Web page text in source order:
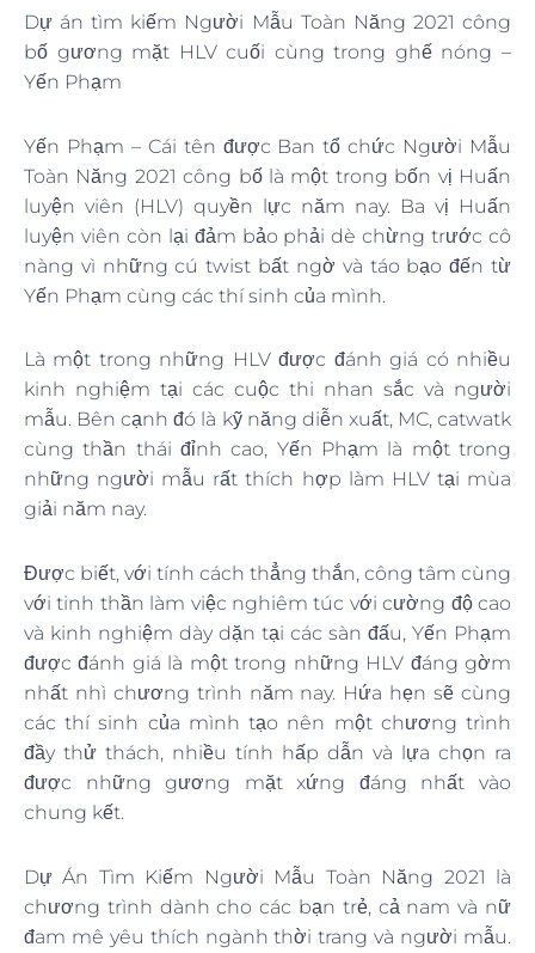
Dự án tìm kiếm Người Mẫu Toàn Năng 2021 công
bố gương mặt HLV cuối cùng trong ghế nóng –
Yến Phạm
Yến Phạm – Cái tên được Ban tổ chức Người Mẫu
Toàn Năng 2021 công bố là một trong bốn vị Huấn
luyện viên (HLV) quyền lực năm nay. Ba vị Huấn
luyện viên còn lại đảm bảo phải dè chừng trước cô
nàng vì những cú twist bất ngờ và táo bạo đến từ
Yến Phạm cùng các thí sinh của mình.
Là một trong những HLV được đánh giá có nhiều
kinh nghiệm tại các cuộc thi nhan sắc và người
mẫu. Bên cạnh đó là kỹ năng diễn xuất, MC, catwatk
cùng thần thái đỉnh cao, Yến Phạm là một trong
những người mẫu rất thích hợp làm HLV tại mùa
giải năm nay.
Được biết, với tính cách thẳng thắn, công tâm cùng
với tinh thần làm việc nghiêm túc với cường độ cao
và kinh nghiệm dày dặn tại các sàn đấu, Yến Phạm
được đánh giá là một trong những HLV đáng gờm
nhất nhì chương trình năm nay. Hứa hẹn sẽ cùng
các thí sinh của mình tạo nên một chương trình
đầy thử thách, nhiều tính hấp dẫn và lựa chọn ra
được những gương mặt xứng đáng nhất vào
chung kết.
Dự Án Tìm Kiếm Người Mẫu Toàn Năng 2021 là
chương trình dành cho các bạn trẻ, cả nam và nữ
đam mê yêu thích ngành thời trang và người mẫu.